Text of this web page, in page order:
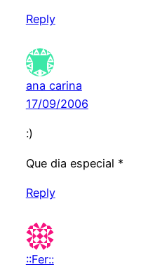
Reply
ana carina
17/09/2006
:)
Que dia especial *
Reply
::Fer::